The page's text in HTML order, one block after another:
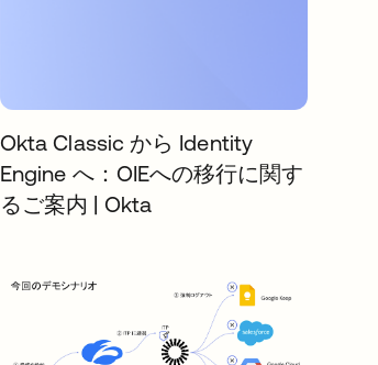
Okta Classic から Identity
Engine へ：OIEへの移行に関す
るご案内 | Okta